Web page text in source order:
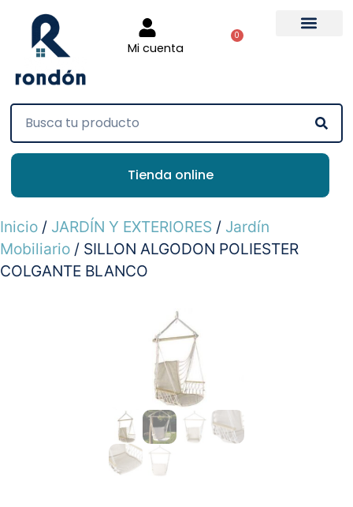
Mi cuenta
0
Tienda online
Inicio / JARDÍN Y EXTERIORES / Jardín
Mobiliario / SILLON ALGODON POLIESTER
COLGANTE BLANCO